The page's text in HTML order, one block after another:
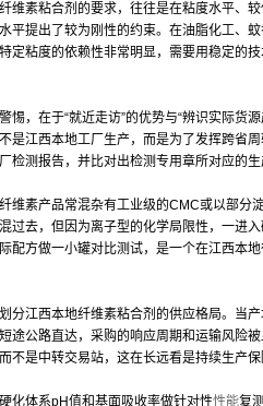
素粘合剂的要求，往往是在粘度水平、较
平提出了较为刚性的约束。在油脂化工、
定粘度的依赖性非常明显，需要用稳定的
，在于“就近走访”的优势与“辨识实际货源
江西本地工厂生产，而是为了发挥跨省周
检测报告，并比对出检测专用章所对应的
维素产品常混杂有工业级的CMC或以部分
过去，但因为离子型的化学局限性，一进
配方做一小罐对比测试，是一个在江西本
江西本地纤维素粘合剂的供应格局。当
途公路直达，采购的响应周期和运输风险
不是中转交易站，这在长远看是持续生产
化体系pH值和基面吸收率做针对性性能复